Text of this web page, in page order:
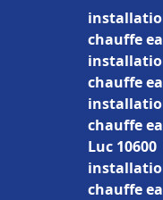
chauffe
chauffe
chauffe
Luc 10600
chauffe